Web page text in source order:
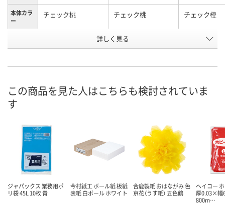
本体カラ
ー
チェック桃 チェック桃 チェック橙
AU01375 AU01383
8月11日（火）
カゴへ カ
詳しく見る
この商品を見た人はこちらも検討されていま
す
ジャパックス 業務用ポ
リ袋 45L 10枚 青
今村紙工 ボール紙 板紙
表紙 白ボール ホワイト
合鹿製紙 おはながみ 色
京花（うす紙） 五色鶴
ヘイコー
厚0.03×
800m…